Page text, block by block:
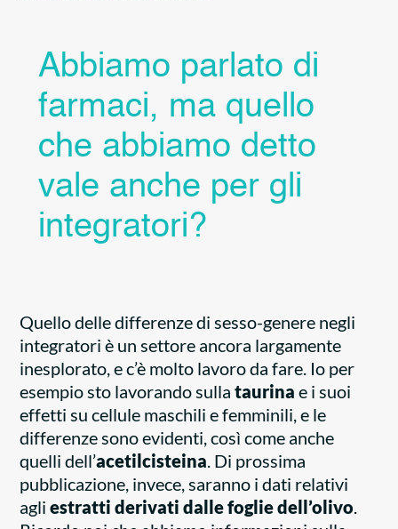
Abbiamo parlato di
farmaci, ma quello
che abbiamo detto
vale anche per gli
integratori?
Quello delle differenze di sesso-genere negli
integratori è un settore ancora largamente
inesplorato, e c’è molto lavoro da fare. Io per
esempio sto lavorando sullataurina e i suoi
effetti su cellule maschili e femminili, e le
differenze sono evidenti, così come anche
quelli dell’acetilcisteina. Di prossima
pubblicazione, invece, saranno i dati relativi
agliestratti derivati dalle foglie dell’olivo.